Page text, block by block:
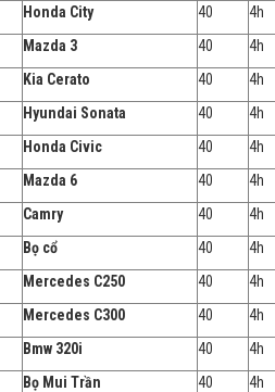
Honda City
40 4h
Mazda 3
40 4h
Kia Cerato
40 4h
Hyundai Sonata
40 4h
Honda Civic
40 4h
Mazda 6
40 4h
Camry
40 4h
Bọ cổ
40 4h
Mercedes C250
40 4h
Mercedes C300
40 4h
Bmw 320i
40 4h
Bọ Mui Trần
40 4h